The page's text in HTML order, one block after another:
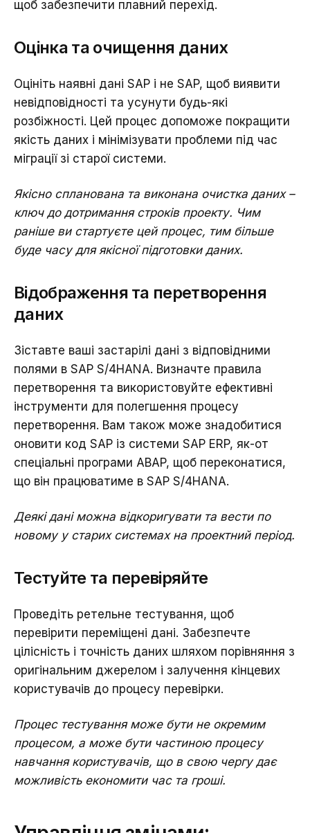
щоб забезпечити плавний перехід.
Оцінка та очищення даних
Оцініть наявні дані SAP і не SAP, щоб виявити
невідповідності та усунути будь-які
розбіжності. Цей процес допоможе покращити
якість даних і мінімізувати проблеми під час
міграції зі старої системи.
Якісно спланована та виконана очистка даних –
ключ до дотримання строків проекту. Чим
раніше ви стартуєте цей процес, тим більше
буде часу для якісної підготовки даних.
Відображення та перетворення
даних
Зіставте ваші застарілі дані з відповідними
полями в SAP S/4HANA. Визначте правила
перетворення та використовуйте ефективні
інструменти для полегшення процесу
перетворення. Вам також може знадобитися
оновити код SAP із системи SAP ERP, як-от
спеціальні програми ABAP, щоб переконатися,
що він працюватиме в SAP S/4HANA.
Деякі дані можна відкоригувати та вести по
новому у старих системах на проектний період.
Тестуйте та перевіряйте
Проведіть ретельне тестування, щоб
перевірити переміщені дані. Забезпечте
цілісність і точність даних шляхом порівняння з
оригінальним джерелом і залучення кінцевих
користувачів до процесу перевірки.
Процес тестування може бути не окремим
процесом, а може бути частиною процесу
навчання користувачів, що в свою чергу дає
можливість економити час та гроші.